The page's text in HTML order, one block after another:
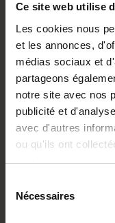
Ce site web utilise
Les cookies nous
et les annonces,
médias sociaux et
partageons
notre site avec nos
publicité et
avec d'autres
ou qu'ils ont
services.
Nécessaires
surveillance
Éteignez
quittez une pièce,
vous allez vous
Faites brûler les
enfants et des
Évitez de mettre
N’allumez jamais
inflammables
Ne posez pas de
de chaleur
Laissez toujours
Composition